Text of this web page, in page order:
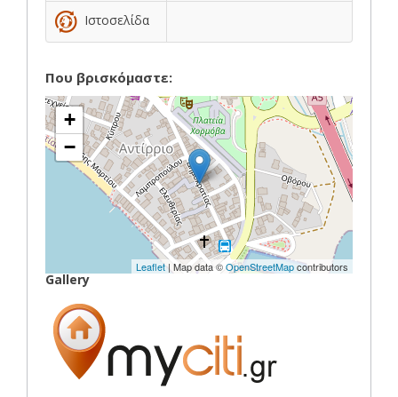
Ιστοσελίδα
Που βρισκόμαστε:
+
−
Leaflet | Map data ©OpenStreetMapcontributors
Gallery